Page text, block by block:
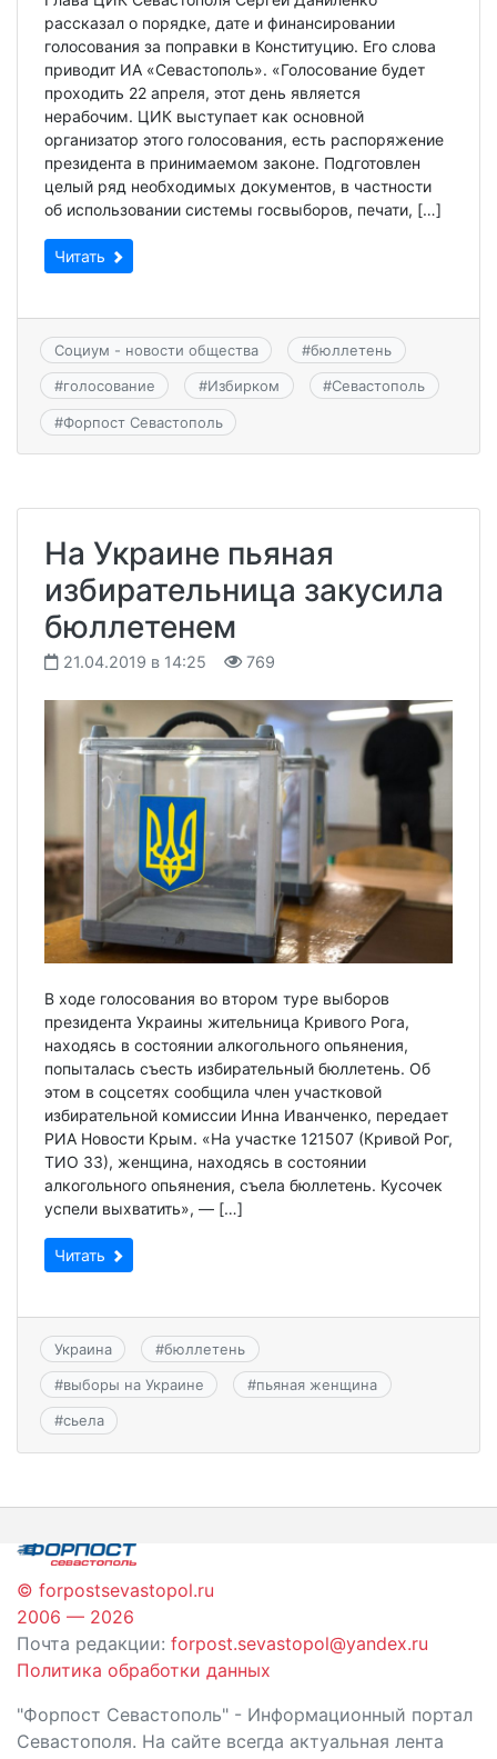
рассказал о порядке, дате и финансировании
голосования за поправки в Конституцию. Его слова
приводит ИА «Севастополь». «Голосование будет
проходить 22 апреля, этот день является
нерабочим. ЦИК выступает как основной
организатор этого голосования, есть распоряжение
президента в принимаемом законе. Подготовлен
целый ряд необходимых документов, в частности
об использовании системы госвыборов, печати, […]
Читать
Социум - новости общества #бюллетень
#голосование #Избирком #Севастополь
#Форпост Севастополь
На Украине пьяная
избирательница закусила
бюллетенем
21.04.2019 в 14:25 769
В ходе голосования во втором туре выборов
президента Украины жительница Кривого Рога,
находясь в состоянии алкогольного опьянения,
попыталась съесть избирательный бюллетень. Об
этом в соцсетях сообщила член участковой
избирательной комиссии Инна Иванченко, передает
РИА Новости Крым. «На участке 121507 (Кривой Рог,
ТИО 33), женщина, находясь в состоянии
алкогольного опьянения, съела бюллетень. Кусочек
успели выхватить», — […]
Читать
Украина #бюллетень
#выборы на Украине #пьяная женщина
#сьела
© forpostsevastopol.ru
2006 — 2026
Почта редакции: forpost.sevastopol@yandex.ru
Политика обработки данных
"Форпост Севастополь" - Информационный портал
Севастополя. На сайте всегда актуальная лента